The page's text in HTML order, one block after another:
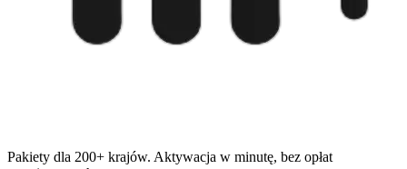
Pakiety dla 200+ krajów. Aktywacja w minutę, bez opłat